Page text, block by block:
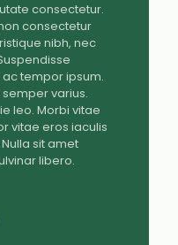
consectetur.
consectetur
nibh, nec
ac tempor ipsum.
varius.
leo. Morbi vitae
vitae eros iaculis
sit amet
libero.